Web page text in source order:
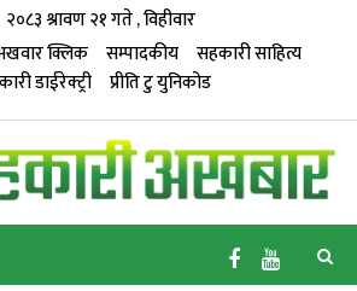
२०८३ श्रावण २१ गते , विहीवार
क्लिक सम्पादकीय
सहकारी साहित्य
डाईरेक्ट्री
प्रीति टु युनिकोड